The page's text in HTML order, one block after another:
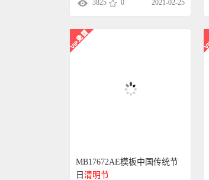
3825 0 2021-02-25
MB17672AE模板中国传统节
日 清明节